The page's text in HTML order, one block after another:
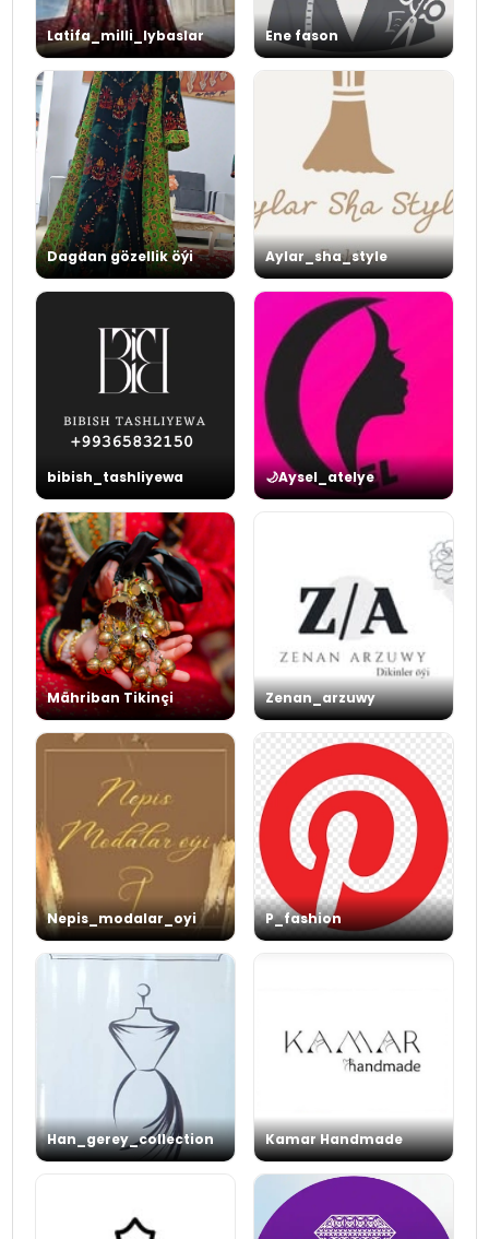
Latifa_milli_lybaslar Ene fason
Dagdan gözellik öýi Aylar_sha_style
bibish_tashliyewa 🌙Aysel_atelye
Mähriban Tikinçi Zenan_arzuwy
Nepis_modalar_oyi P_fashion
Han_gerey_collection Kamar Handmade